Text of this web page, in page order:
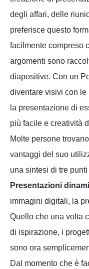
degli affari, delle
preferisce questo
facilmente compreso
argomenti sono
diapositive. Con un
diventare visivi con
la presentazione di
più facile e creatività
Molte persone
vantaggi del suo
una sintesi di tre
Presentazioni
immagini digitali, la
Quello che una volta
di ispirazione, i
sono ora
Dal momento che è